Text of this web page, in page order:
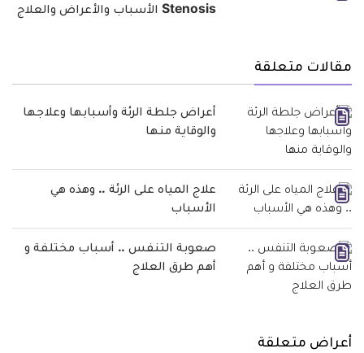
Stenosis الأسباب والأعراض والعلاج
مقالات متعلقة
أعراض جلطة الرئة وأسبابها وعلاجها
والوقاية منها
علاج المياه على الرئة .. وهذه هي
الأسباب
صعوبة التنفس .. أسباب مختلفة و
أهم طرق العلاج
أعراض متعلقة